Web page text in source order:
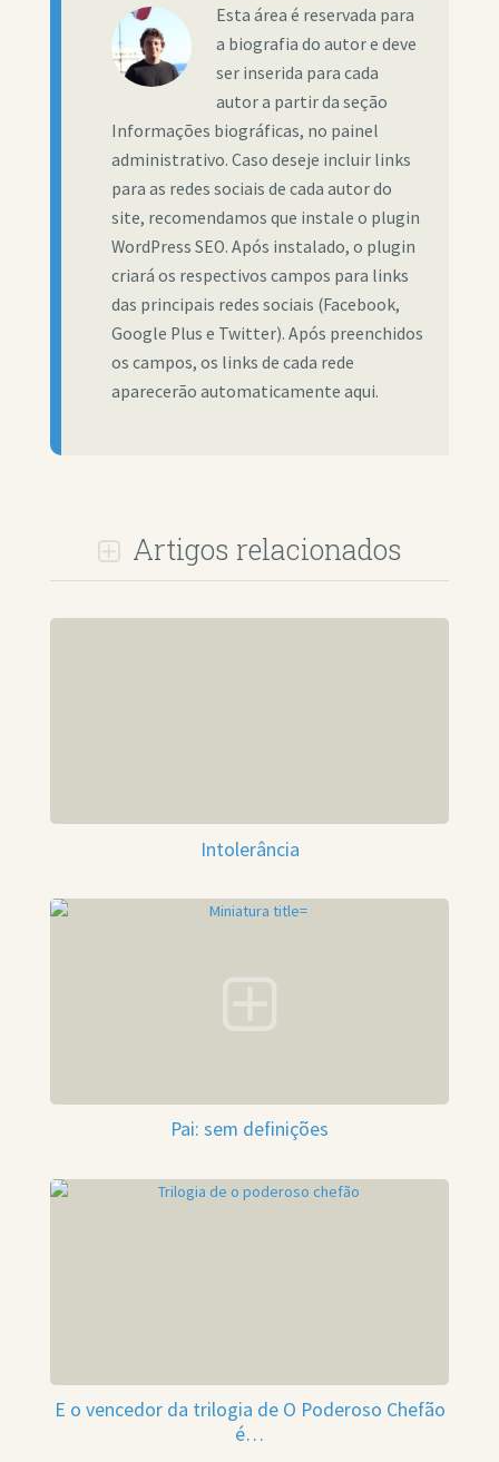
Esta área é reservada para
a biografia do autor e deve
ser inserida para cada
autor a partir da seção
Informações biográficas, no painel
administrativo. Caso deseje incluir links
para as redes sociais de cada autor do
site, recomendamos que instale o plugin
WordPress SEO. Após instalado, o plugin
criará os respectivos campos para links
das principais redes sociais (Facebook,
Google Plus e Twitter). Após preenchidos
os campos, os links de cada rede
aparecerão automaticamente aqui.
Artigos relacionados
Intolerância
Pai: sem definições
E o vencedor da trilogia de O Poderoso Chefão
é…